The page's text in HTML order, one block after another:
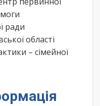
ради
області
– сімейної